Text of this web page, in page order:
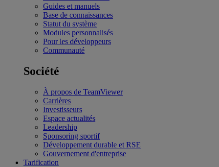
Guides et manuels
Base de connaissances
Statut du système
Modules personnalisés
Pour les développeurs
Communauté
Société
À propos de TeamViewer
Carrières
Investisseurs
Espace actualités
Leadership
Sponsoring sportif
Développement durable et RSE
Gouvernement d'entreprise
Tarification